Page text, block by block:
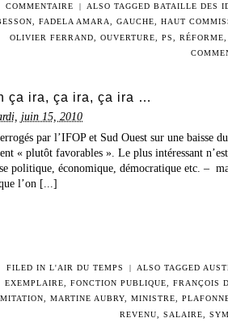
COMMENTAIRE
| ALSO TAGGED BATAILLE DES
FADELA AMARA GAUCHE HAUT
OLIVIER FERRAND
,OUVERTURE ,PS ,RÉFORME
ça ira, ça ira, ça ira …
juin 15, 2010
par l’IFOP et Sud Ouest sur une baisse
« plutôt favorables ». Le plus intéressant
politique, économique, démocratique etc. –
l’on [...]
FILED INL'AIR DU TEMPS | ALSO TAGGED
EXEMPLAIRE
FONCTION PUBLIQUE FRANÇOIS
MARTINE AUBRY, MINISTRE
REVENU
SALAIRE